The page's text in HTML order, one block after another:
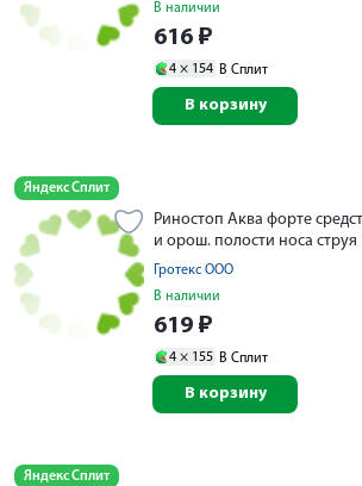
В наличии
616 ₽
4 × 154 В Сплит
В корзину
Яндекс Сплит
Риностоп Аква форте
и орош. полости носа струя
Гротекс ООО
В наличии
619 ₽
4 × 155 В Сплит
В корзину
Яндекс Сплит